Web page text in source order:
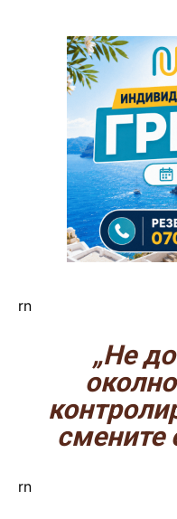
rn
„Не
смените
rn